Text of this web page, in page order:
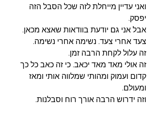
ואני עדיין מייחלת לזה שכל הסבל הזה
יפסק.
אבל אני גם יודעת בוודאות שאצא מכאן.
צעד אחרי צעד. נשימה אחרי נשימה.
זה עלול לקחת הרבה זמן.
זה אולי מאד מאד יכאב. כי זה כאב כל כך
קדום ועמוק ומהותי שמלווה אותי ומאז
ומעולם.
וזה ידרוש הרבה אורך רוח וסבלנות.